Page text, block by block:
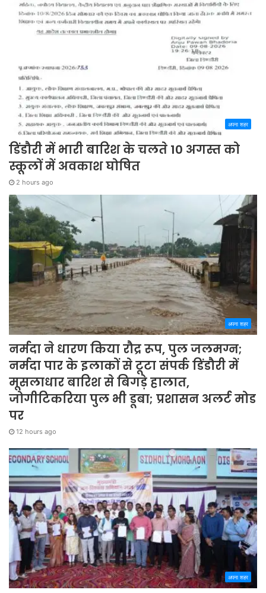
अपना शहर
डिंडौरी में भारी बारिश के चलते 10 अगस्त को
स्कूलों में अवकाश घोषित
2 hours ago
अपना शहर
नर्मदा ने धारण किया रौद्र रूप, पुल जलमग्न;
नर्मदा पार के इलाकों से टूटा संपर्क डिंडौरी में
मूसलाधार बारिश से बिगड़े हालात,
जोगीटिकरिया पुल भी डूबा; प्रशासन अलर्ट मोड
पर
12 hours ago
अपना शहर